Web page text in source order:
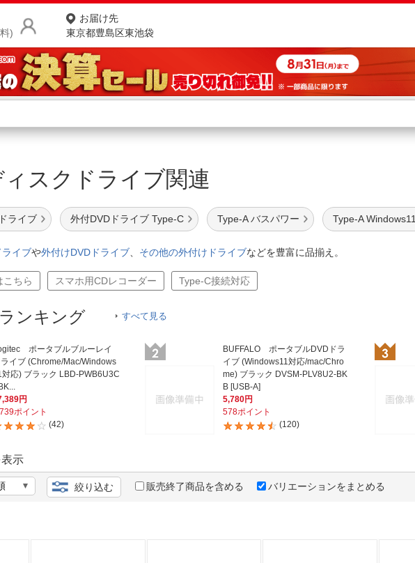
)
お届け先
東京都豊島区東池袋
カテゴリ一覧からさがす
お客様サポート
ご利用ガイド
よくある質問・お問合せ
ご利用規約
店舗情報・店舗一覧
ィスクドライブ関連
ライブ 外付DVDドライブ Type-C Type-A バスパワー Type-A Windows11
イブや外付けDVDドライブ その他の外付けドライブなどを豊富に品揃え。
こちら スマホ用CDレコーダー Type-C接続対応
ンキング すべて見る
ポータブルブルーレイ
ライブ (Chrome/Mac/Windows
対応) ブラック LBD-PWB6U3C
円
ポイント
(42)
BUFFALO ポータブルDVDドラ
イブ (Windows11対応/mac/Chro
me) ブラック DVSM-PLV8U2-BK
B [USB-A]
5,780円
578ポイント
(120)
示
絞り込む 販売終了商品を含める バリエーションをまとめる